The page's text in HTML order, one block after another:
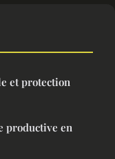
et protection
productive en